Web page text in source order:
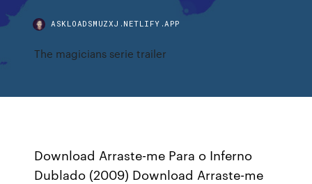
ASKLOADSMUZXJ.NETLIFY.APP
The magicians serie trailer
Download Arraste-me Para o Inferno
Dublado (2009) Download Arraste-me